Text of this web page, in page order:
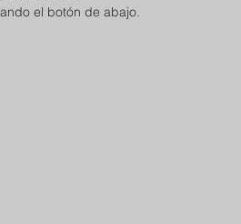
el botón de abajo.